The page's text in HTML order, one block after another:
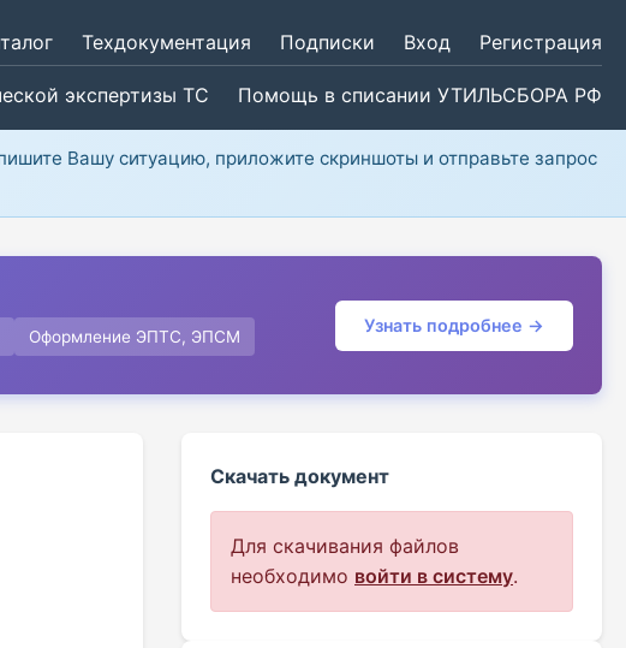
Техдокументация Подписки Вход Регистрация
экспертизы ТС Помощь в списании УТИЛЬСБОРА РФ
Вашу ситуацию, приложите скриншоты и отправьте запрос
Оформление ЭПТС, ЭПСМ
Узнать подробнее →
Скачать документ
Для скачивания файлов
необходимо войти в систему.